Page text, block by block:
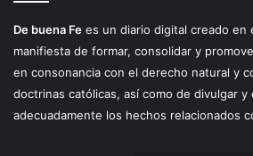
De buena Fe es un diario digital creado en
manifiesta de formar, consolidar y
en consonancia con el derecho natural y
doctrinas católicas, así como de divulgar y
adecuadamente los hechos relacionados